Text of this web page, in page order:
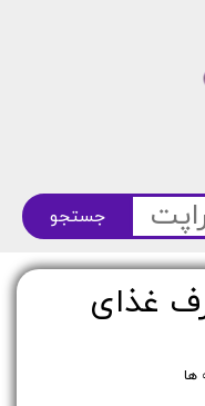
جستجو
غذای
ها